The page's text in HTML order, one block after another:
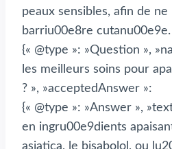
peaux sensibles, afin de
barriu00e8re cutanu00e9e.
{« @type »: »Question »,
les meilleurs soins pour
? », »acceptedAnswer »:
{« @type »: »Answer »,
en ingru00e9dients
asiatica, le bisabolol, ou